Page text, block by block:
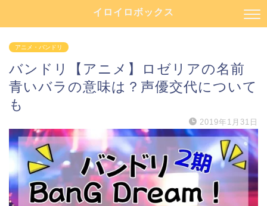
イロイロボックス
アニメ・バンドリ
バンドリ【アニメ】ロゼリアの名前
青いバラの意味は？声優交代について
も
2019年1月31日